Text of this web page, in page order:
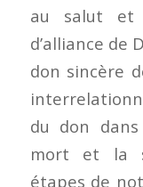
au salut et
d’alliance de
don sincère
du don
mort et la
étapes de